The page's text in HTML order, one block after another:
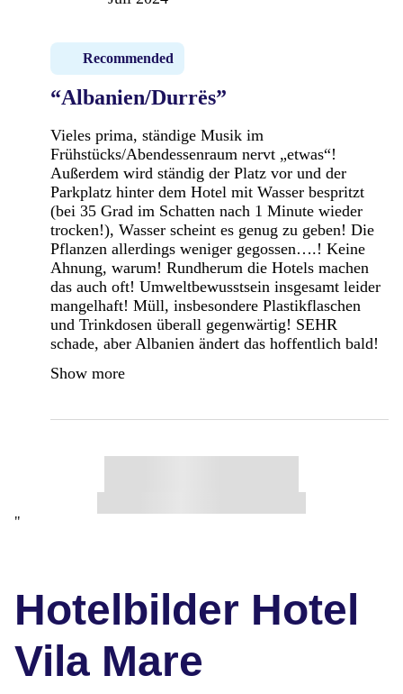
Recommended
“Albanien/Durrës”
Vieles prima, ständige Musik im
Frühstücks/Abendessenraum nervt „etwas“!
Außerdem wird ständig der Platz vor und der
Parkplatz hinter dem Hotel mit Wasser bespritzt
(bei 35 Grad im Schatten nach 1 Minute wieder
trocken!), Wasser scheint es genug zu geben! Die
Pflanzen allerdings weniger gegossen….! Keine
Ahnung, warum! Rundherum die Hotels machen
das auch oft! Umweltbewusstsein insgesamt leider
mangelhaft! Müll, insbesondere Plastikflaschen
und Trinkdosen überall gegenwärtig! SEHR
schade, aber Albanien ändert das hoffentlich bald!
Show more
"
Hotelbilder Hotel
Vila Mare